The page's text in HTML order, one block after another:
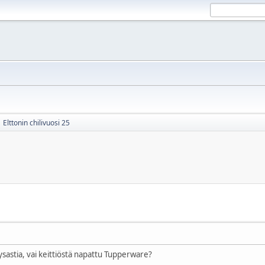
Elttonin chilivuosi 25
vai keittiöstä napattu Tupperware?